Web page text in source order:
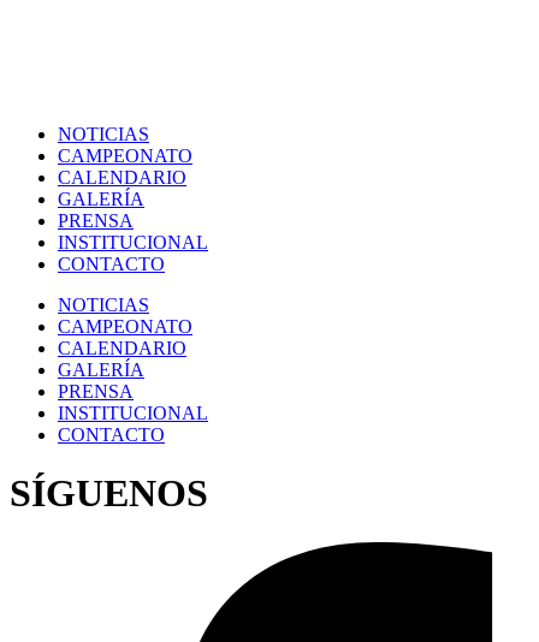
NOTICIAS
CAMPEONATO
CALENDARIO
GALERÍA
PRENSA
INSTITUCIONAL
CONTACTO
NOTICIAS
CAMPEONATO
CALENDARIO
GALERÍA
PRENSA
INSTITUCIONAL
CONTACTO
SÍGUENOS